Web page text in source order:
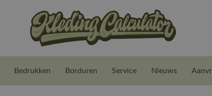
Bedrukken Borduren Service Nieuws